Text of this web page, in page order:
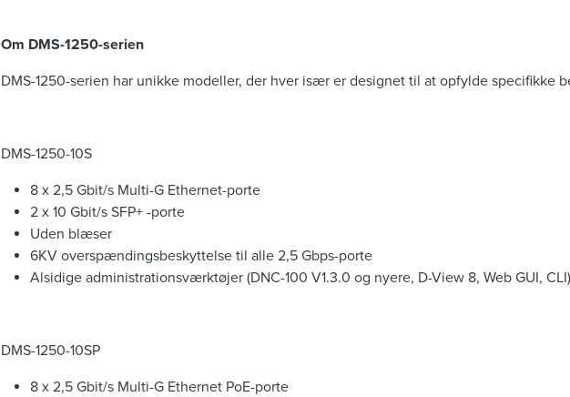
Om DMS-1250-serien
DMS-1250-serien har unikke modeller, der hver især er designet til at opfylde specifikke
DMS-1250-10S
8 x 2,5 Gbit/s Multi-G Ethernet-porte
2 x 10 Gbit/s SFP+ -porte
Uden blæser
6KV overspændingsbeskyttelse til alle 2,5 Gbps-porte
Alsidige administrationsværktøjer (DNC-100 V1.3.0 og nyere, D-View 8, Web GUI, CLI)
DMS-1250-10SP
8 x 2,5 Gbit/s Multi-G Ethernet PoE-porte